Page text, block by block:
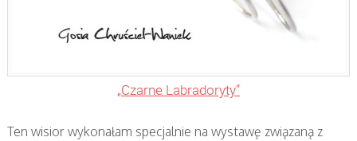
„Czarne Labradoryty”
Ten wisior wykonałam specjalnie na wystawę związaną z